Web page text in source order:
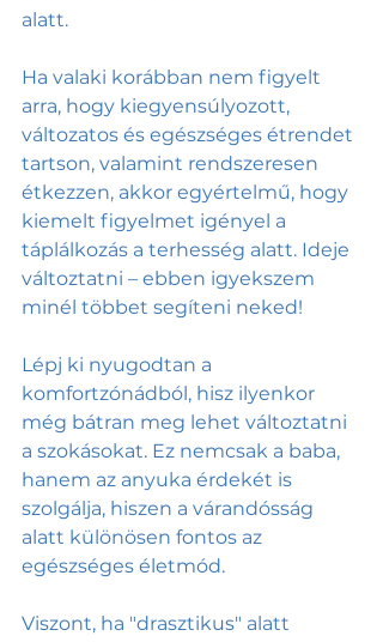
alatt.
Ha valaki korábban nem figyelt
arra, hogy kiegyensúlyozott,
változatos és egészséges étrendet
tartson, valamint rendszeresen
étkezzen, akkor egyértelmű, hogy
kiemelt figyelmet igényel a
táplálkozás a terhesség alatt. Ideje
változtatni – ebben igyekszem
minél többet segíteni neked!
Lépj ki nyugodtan a
komfortzónádból, hisz ilyenkor
még bátran meg lehet változtatni
a szokásokat. Ez nemcsak a baba,
hanem az anyuka érdekét is
szolgálja, hiszen a várandósság
alatt különösen fontos az
egészséges életmód.
Viszont, ha "drasztikus" alatt